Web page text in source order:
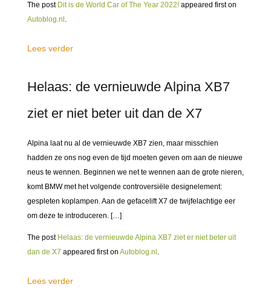
The post Dit is de World Car of The Year 2022! appeared first on
Autoblog.nl .
Lees verder
Helaas: de vernieuwde Alpina XB7
ziet er niet beter uit dan de X7
Alpina laat nu al de vernieuwde XB7 zien, maar misschien
hadden ze ons nog even de tijd moeten geven om aan de nieuwe
neus te wennen. Beginnen we net te wennen aan de grote nieren,
komt BMW met het volgende controversiële designelement:
gespleten koplampen. Aan de gefacelift X7 de twijfelachtige eer
om deze te introduceren. […]
The post Helaas: de vernieuwde Alpina XB7 ziet er niet beter uit
dan de X7 appeared first on Autoblog.nl .
Lees verder